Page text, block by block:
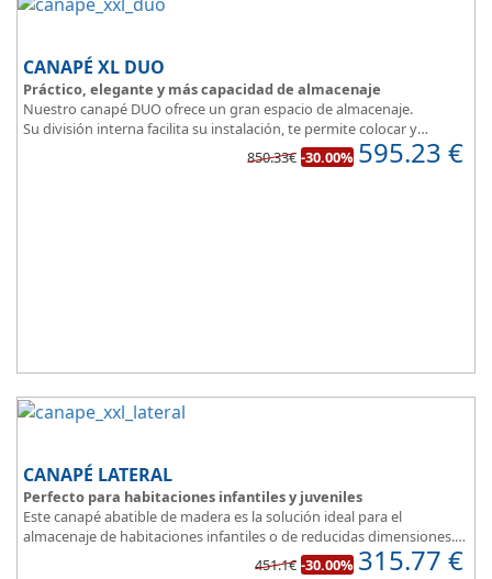
CANAPÉ XL DUO
Práctico, elegante y más capacidad de almacenaje
Nuestro canapé DUO ofrece un gran espacio de almacenaje.
Su división interna facilita su instalación, te permite colocar y
distribuir mucho mejor todo lo que quieres guardar.
Asegura la firmeza y calidad en el descanso.
850.33€ -30.00% 595.23 €
CANAPÉ LATERAL
Perfecto para habitaciones infantiles y juveniles
Este canapé abatible de madera es la solución ideal para el
almacenaje de habitaciones infantiles o de reducidas dimensiones.
Con esquinas redondeadas, que facilitan el paso en pequeñas
451.1€ -30.00% 315.77 €